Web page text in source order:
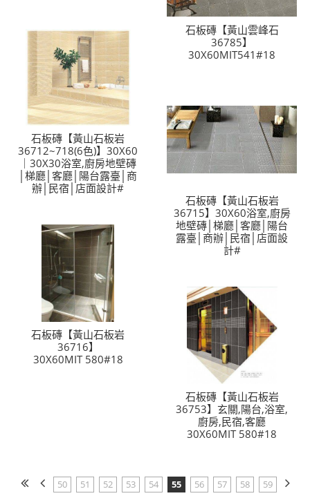
石板磚【黃山雲峰石
36785】
30X60MIT541#18
石板磚【黃山石板岩
36712~718(6色)】30X60
｜30X30浴室,廚房地壁磚
│梯廳│客廳│陽台露臺│商
辦│民宿│店面設計#
石板磚【黃山石板岩
36715】30X60浴室,廚房
地壁磚│梯廳│客廳│陽台
露臺│商辦│民宿│店面設
計#
石板磚【黃山石板岩
36716】
30X60MIT 580#18
石板磚【黃山石板岩
36753】玄關,陽台,浴室,
廚房,民宿,客廳
30X60MIT 580#18
50 51 52 53 54 55 56 57 58 59